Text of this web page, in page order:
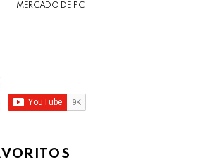
MERCADO DE PC